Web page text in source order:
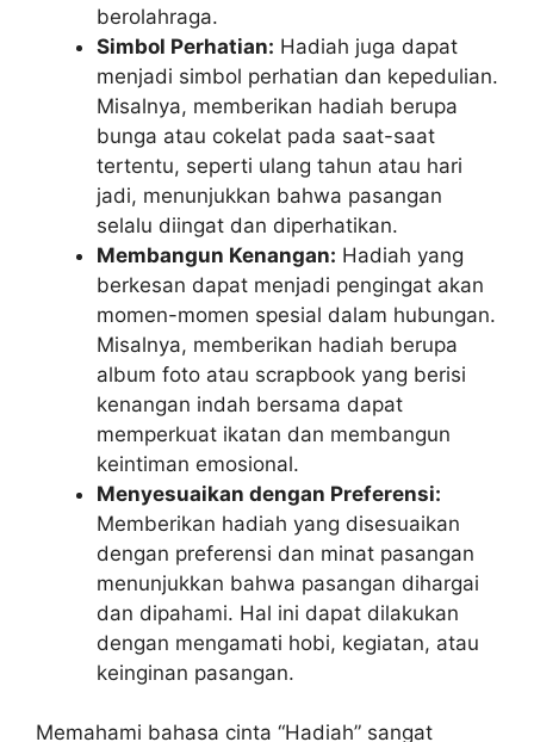
berolahraga.
Simbol Perhatian: Hadiah juga dapat
menjadi simbol perhatian dan kepedulian.
Misalnya, memberikan hadiah berupa
bunga atau cokelat pada saat-saat
tertentu, seperti ulang tahun atau hari
jadi, menunjukkan bahwa pasangan
selalu diingat dan diperhatikan.
Membangun Kenangan: Hadiah yang
berkesan dapat menjadi pengingat akan
momen-momen spesial dalam hubungan.
Misalnya, memberikan hadiah berupa
album foto atau scrapbook yang berisi
kenangan indah bersama dapat
memperkuat ikatan dan membangun
keintiman emosional.
Menyesuaikan dengan Preferensi:
Memberikan hadiah yang disesuaikan
dengan preferensi dan minat pasangan
menunjukkan bahwa pasangan dihargai
dan dipahami. Hal ini dapat dilakukan
dengan mengamati hobi, kegiatan, atau
keinginan pasangan.
Memahami bahasa cinta “Hadiah” sangat